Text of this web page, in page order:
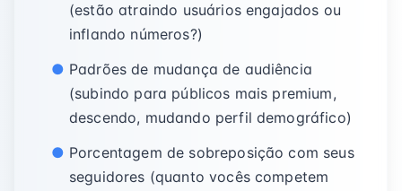
(estão atraindo usuários engajados ou
inflando números?)
Padrões de mudança de audiência
(subindo para públicos mais premium,
descendo, mudando perfil demográfico)
Porcentagem de sobreposição com seus
seguidores (quanto vocês competem